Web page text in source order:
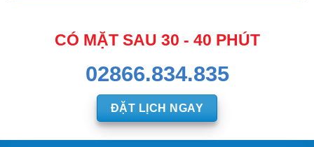
CÓ MẶT SAU 30 - 40 PHÚT
02866.834.835
ĐẶT LỊCH NGAY